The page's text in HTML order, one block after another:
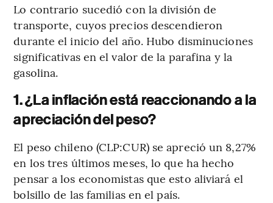
Lo contrario sucedió con la división de
transporte, cuyos precios descendieron
durante el inicio del año. Hubo disminuciones
significativas en el valor de la parafina y la
gasolina.
1. ¿La inflación está reaccionando a la
apreciación del peso?
El peso chileno (CLP:CUR) se apreció un 8,27%
en los tres últimos meses, lo que ha hecho
pensar a los economistas que esto aliviará el
bolsillo de las familias en el país.